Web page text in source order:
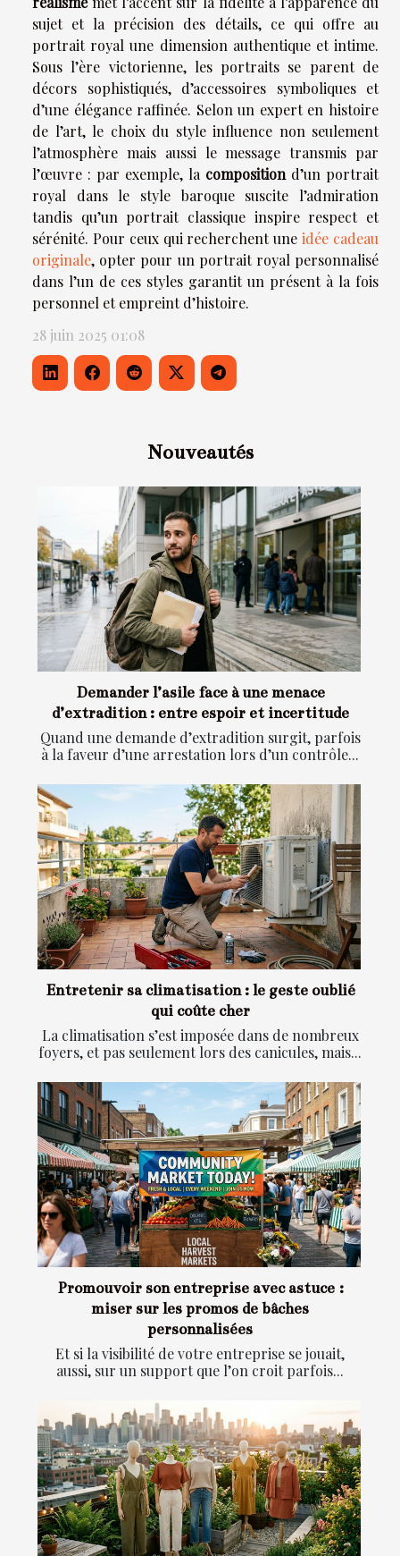
Nouveautés
Demander l’asile face à une menace
d’extradition : entre espoir et incertitude
Quand une demande d’extradition surgit, parfois
à la faveur d’une arrestation lors d’un contrôle...
Entretenir sa climatisation : le geste oublié
qui coûte cher
La climatisation s’est imposée dans de nombreux
foyers, et pas seulement lors des canicules, mais...
Promouvoir son entreprise avec astuce :
miser sur les promos de bâches
personnalisées
Et si la visibilité de votre entreprise se jouait,
aussi, sur un support que l’on croit parfois...
sujet et la précision des détails, ce qui offre au
portrait royal une dimension authentique et intime.
Sous l’ère victorienne, les portraits se parent de
décors sophistiqués, d’accessoires symboliques et
d’une élégance raffinée. Selon un expert en histoire
de l’art, le choix du style influence non seulement
l’atmosphère mais aussi le message transmis par
l’œuvre : par exemple, la compositiond’un portrait
royal dans le style baroque suscite l’admiration
tandis qu’un portrait classique inspire respect et
sérénité. Pour ceux qui recherchent uneidée cadeau
originale, opter pour un portrait royal personnalisé
dans l’un de ces styles garantit un présent à la fois
personnel et empreint d’histoire.
28 juin 2025 01:08